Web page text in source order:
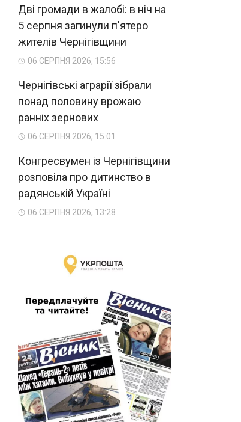
Дві громади в жалобі: в ніч на
5 серпня загинули п'ятеро
жителів Чернігівщини
06 СЕРПНЯ 2026, 15:56
Чернігівські аграрії зібрали
понад половину врожаю
ранніх зернових
06 СЕРПНЯ 2026, 15:01
Конгресвумен із Чернігівщини
розповіла про дитинство в
радянській Україні
06 СЕРПНЯ 2026, 13:28